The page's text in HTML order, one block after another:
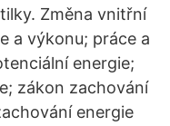
Změna vnitřní
a výkonu; práce a
energie;
zákon zachování
energie